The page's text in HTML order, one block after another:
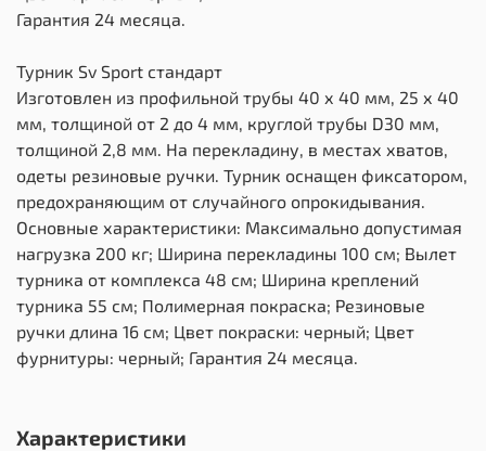
Гарантия 24 месяца.
Турник Sv Sport стандарт
Изготовлен из профильной трубы 40 х 40 мм, 25 х 40
мм, толщиной от 2 до 4 мм, круглой трубы D30 мм,
толщиной 2,8 мм. На перекладину, в местах хватов,
одеты резиновые ручки. Турник оснащен фиксатором,
предохраняющим от случайного опрокидывания.
Основные характеристики: Максимально допустимая
нагрузка 200 кг; Ширина перекладины 100 см; Вылет
турника от комплекса 48 см; Ширина креплений
турника 55 см; Полимерная покраска; Резиновые
ручки длина 16 см; Цвет покраски: черный; Цвет
фурнитуры: черный; Гарантия 24 месяца.
Характеристики